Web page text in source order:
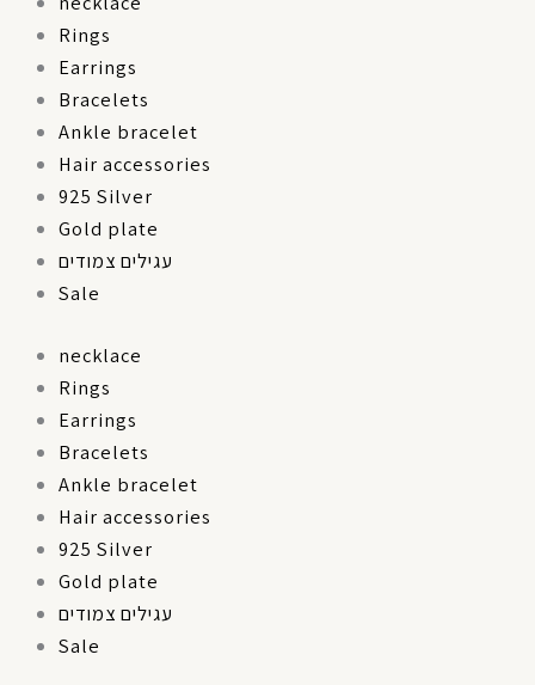
Rings
Earrings
Bracelets
Ankle bracelet
Hair accessories
925 Silver
Gold plate
עגילים צמודים
Sale
necklace
Rings
Earrings
Bracelets
Ankle bracelet
Hair accessories
925 Silver
Gold plate
עגילים צמודים
Sale